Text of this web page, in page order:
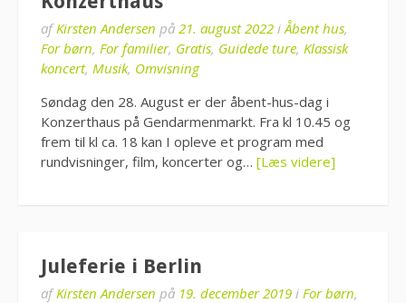
afKirsten Andersen på 21. august 2022 i Åbent hus,
For børn, For familier, Gratis, Guidede ture, Klassisk
koncert, Musik, Omvisning
Søndag den 28. August er der åbent-hus-dag i
Konzerthaus på Gendarmenmarkt. Fra kl 10.45 og
frem til kl ca. 18 kan I opleve et program med
rundvisninger, film, koncerter og… [Læs videre]
Juleferie i Berlin
afKirsten Andersen på 19. december 2019 i For børn,